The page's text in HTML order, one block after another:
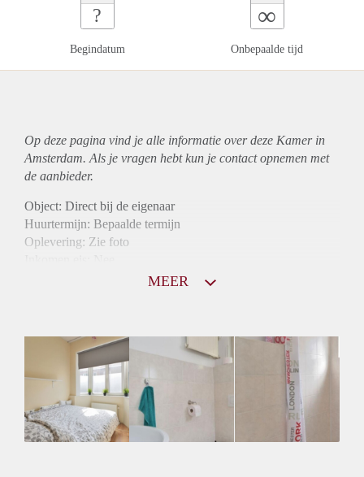
?
Begindatum
∞
Onbepaalde tijd
Op deze pagina vind je alle informatie over deze Kamer in
Amsterdam. Als je vragen hebt kun je contact opnemen met
de aanbieder.
Object: Direct bij de eigenaar
Huurtermijn: Bepaalde termijn
Oplevering: Zie foto
Gedeelde Douche: Ja
Gedeelde woonkamer: Ja
Huisgenoten: Ja
MEER